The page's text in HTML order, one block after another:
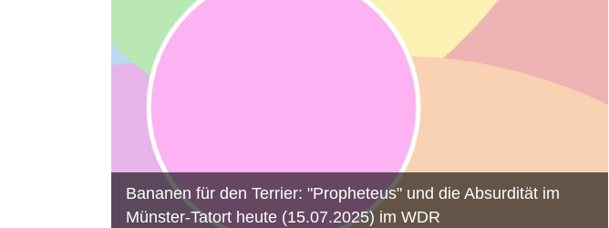
Bananen für den Terrier: "Propheteus" und die Absurdität im
Münster-Tatort heute (15.07.2025) im WDR